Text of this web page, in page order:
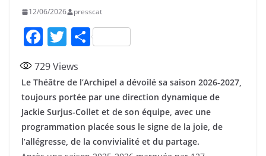
12/06/2026 presscat
F
c
e
b
o
o
T
itt
er
P
ta
g
er
729Views
Le Théâtre de l’Archipel a dévoilé sa saison 2026-2027,
toujours portée par une direction dynamique de
Jackie Surjus-Collet et de son équipe, avec une
programmation placée sous le signe de la joie, de
l’allégresse, de la convivialité et du partage.